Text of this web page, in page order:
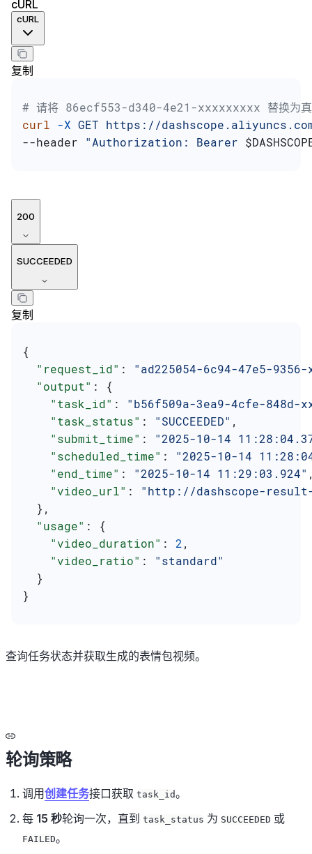
cURL
cURL
复制
# 请将 86ecf553-d340-4e21-xxxxxxxxx 替换为
curl -X GET https://
--header "Authorization: Bearer
200
SUCCEEDED
复制
{
  "request_id"
: "ad225054-6c94-47e5-
  "output"
: {
    "task_id"
: "b56f509a-3ea9-4cfe-848d-
    "task_status"
: "SUCCEEDED" ,
    "submit_time"
: "2025-10-14
    "scheduled_time"
: "2025-10-14
    "end_time"
: "2025-10-14 11:29:03.924"
    "video_url"
: "http://dashscope-result-
  },
  "usage"
: {
    "video_duration"
: 2 ,
    "video_ratio"
: "standard"
  }
}
查询任务状态并获取生成的表情包视频。
轮询策略
调用创建任务接口获取 task_id。
每 15 秒轮询一次，直到 task_status 为 SUCCEEDED 或
FAILED。